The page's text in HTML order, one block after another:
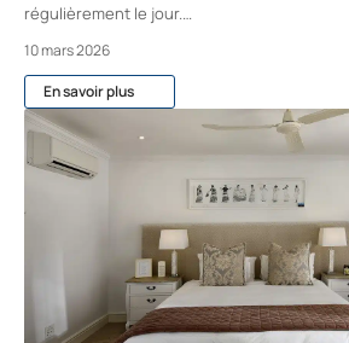
régulièrement le jour.…
10 mars 2026
En savoir plus